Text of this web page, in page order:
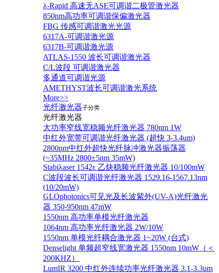
λ-Rapid 高速无ASE可调谐二极管激光器
850nm高功率可调谐保偏激光器
FBG 传感可调谐激光光源
6317A-可调谐激光源
6317B-可调谐激光源
ATLAS-1550 波长可调谐激光器
C/L波段 可调谐激光器
多通道可调谐光源
AMETHYST波长可调谐激光系统
More>>
光纤激光器子分类
光纤激光器
大功率窄线宽稳频光纤激光器 780nm 1W
中红外宽带可调谐光纤激光器 (超快 3-3.4um)
2800nm中红外超快光纤脉冲激光器振荡器
(~35MHz 2800±5nm 35mW)
Stabiλaser 1542ε 乙炔稳频光纤激光器 10/100mW
C波段波长可调谐光纤激光器 1529.16-1567.13nm
(10/20mW)
GLOphotonics可见光及长波紫外(UV-A)光纤激光
器 350-950nm 47mW
1550nm 高功率单模光纤激光器
1064nm 高功率光纤激光器 2W/10W
1550nm 单模光纤耦合激光器 1~20W (台式)
Denselight 单频超窄线宽激光器 1550nm 10mW（＜
200KHZ）
LumIR 3200 中红外连续功率光纤激光器 3.1-3.3um